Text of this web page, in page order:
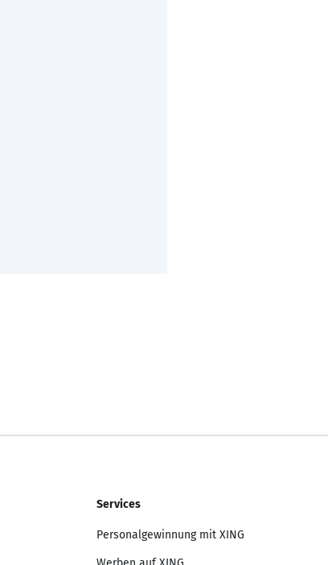
Services
Personalgewinnung mit XING